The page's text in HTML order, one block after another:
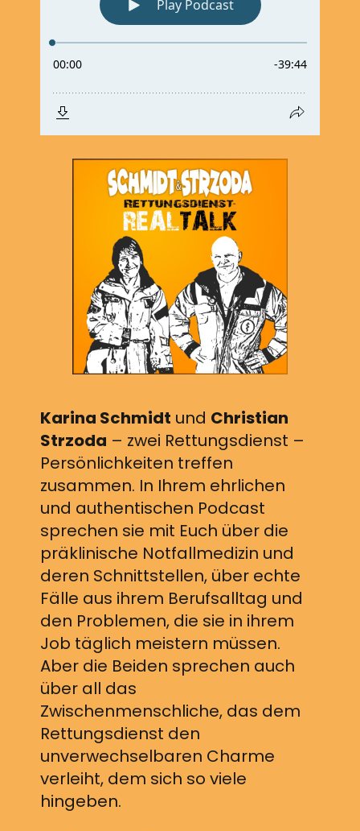
Karina Schmidt und Christian
Strzoda – zwei Rettungsdienst –
Persönlichkeiten treffen
zusammen. In Ihrem ehrlichen
und authentischen Podcast
sprechen sie mit Euch über die
präklinische Notfallmedizin und
deren Schnittstellen, über echte
Fälle aus ihrem Berufsalltag und
den Problemen, die sie in ihrem
Job täglich meistern müssen.
Aber die Beiden sprechen auch
über all das
Zwischenmenschliche, das dem
Rettungsdienst den
unverwechselbaren Charme
verleiht, dem sich so viele
hingeben.